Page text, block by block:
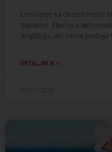
Letovanje sa decom može
zabavno. Ključ je u
angažuju, ali i vama
DETALJNIJE »